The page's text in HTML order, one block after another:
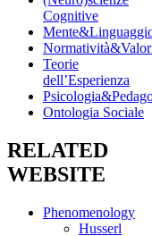
Cognitive
Teorie
dell’Esperienza
Ontologia Sociale
RELATED
WEBSITE
Phenomenology
Husserl